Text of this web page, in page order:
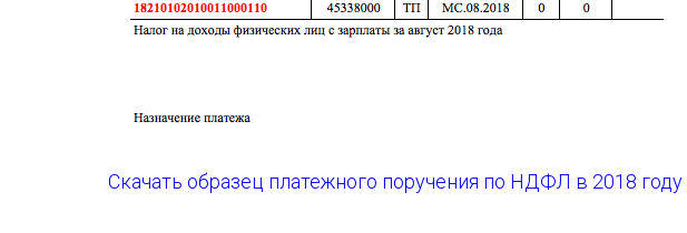
Скачать образец платежного поручения по НДФЛ в 2018